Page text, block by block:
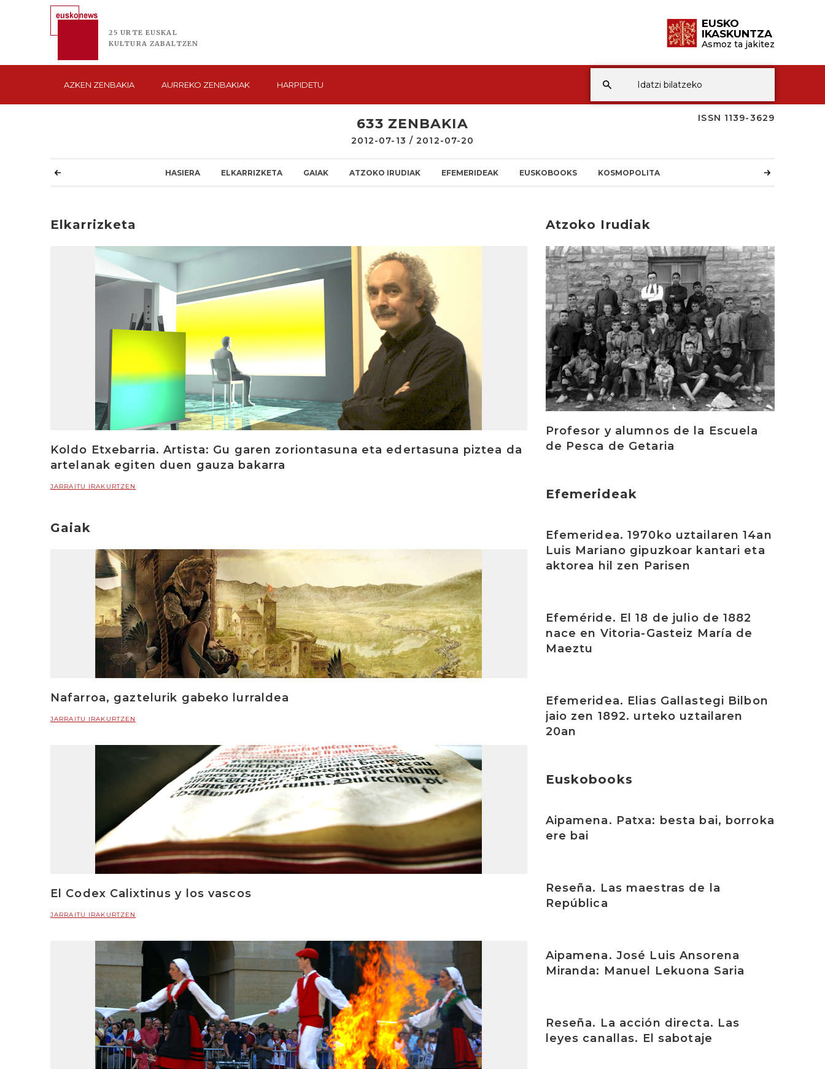
25 URTE EUSKAL
KULTURA ZABALTZEN
EUSKO
IKASKUNTZA
Asmoz ta jakitez
AZKEN ZENBAKIA AURREKO ZENBAKIAK HARPIDETU
ISSN 1139-3629
633 ZENBAKIA
2012-07-13 / 2012-07-20
HASIERA ELKARRIZKETA GAIAK ATZOKO IRUDIAK EFEMERIDEAK EUSKOBOOKS KOSMOPOLITA
Elkarrizketa
Koldo Etxebarria. Artista: Gu garen zoriontasuna eta edertasuna piztea da
artelanak egiten duen gauza bakarra
JARRAITU IRAKURTZEN
Gaiak
Nafarroa, gaztelurik gabeko lurraldea
JARRAITU IRAKURTZEN
El Codex Calixtinus y los vascos
JARRAITU IRAKURTZEN
Atzoko Irudiak
Profesor y alumnos de la Escuela
de Pesca de Getaria
Irakurri
Efemerideak
Efemeridea. 1970ko uztailaren 14an
Luis Mariano gipuzkoar kantari eta
aktorea hil zen Parisen
Efeméride. El 18 de julio de 1882
nace en Vitoria-Gasteiz María de
Maeztu
Efemeridea. Elias Gallastegi Bilbon
jaio zen 1892. urteko uztailaren
20an
Euskobooks
Aipamena. Patxa: besta bai, borroka
ere bai
Reseña. Las maestras de la
República
Aipamena. José Luis Ansorena
Miranda: Manuel Lekuona Saria
Reseña. La acción directa. Las
leyes canallas. El sabotaje